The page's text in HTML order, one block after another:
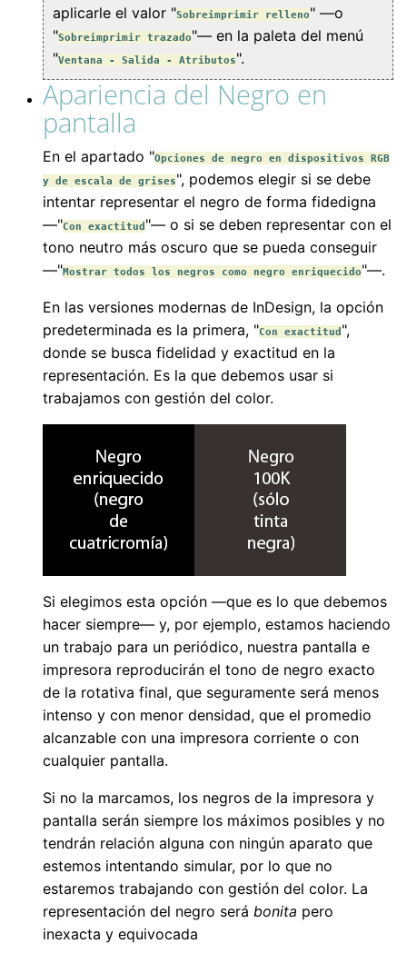
aplicarle el valor "Sobreimprimir relleno" —o
"Sobreimprimir trazado"— en la paleta del menú
"Ventana - Salida - Atributos".
Apariencia del Negro en
pantalla
En el apartado "Opciones de negro en dispositivos RGB
y de escala de grises", podemos elegir si se debe
intentar representar el negro de forma fidedigna
—"Con exactitud"— o si se deben representar con el
tono neutro más oscuro que se pueda conseguir
—"Mostrar todos los negros como negro enriquecido"—.
En las versiones modernas de InDesign, la opción
predeterminada es la primera, "Con exactitud",
donde se busca fidelidad y exactitud en la
representación. Es la que debemos usar si
trabajamos con gestión del color.
Si elegimos esta opción —que es lo que debemos
hacer siempre— y, por ejemplo, estamos haciendo
un trabajo para un periódico, nuestra pantalla e
impresora reproducirán el tono de negro exacto
de la rotativa final, que seguramente será menos
intenso y con menor densidad, que el promedio
alcanzable con una impresora corriente o con
cualquier pantalla.
Si no la marcamos, los negros de la impresora y
pantalla serán siempre los máximos posibles y no
tendrán relación alguna con ningún aparato que
estemos intentando simular, por lo que no
estaremos trabajando con gestión del color. La
representación del negro será bonita pero
inexacta y equivocada